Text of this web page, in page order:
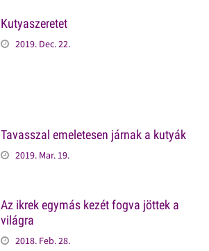
Kutyaszeretet
2019. Dec. 22.
Tavasszal emeletesen járnak a kutyák
2019. Mar. 19.
Az ikrek egymás kezét fogva jöttek a
világra
2018. Feb. 28.